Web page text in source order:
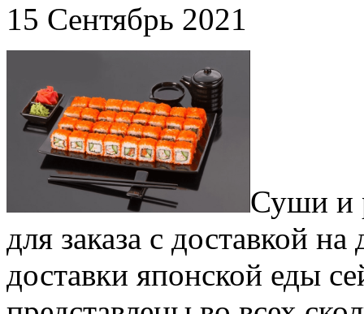
15 Сентябрь 2021
Суши и
для заказа с доставкой
доставки японской еды